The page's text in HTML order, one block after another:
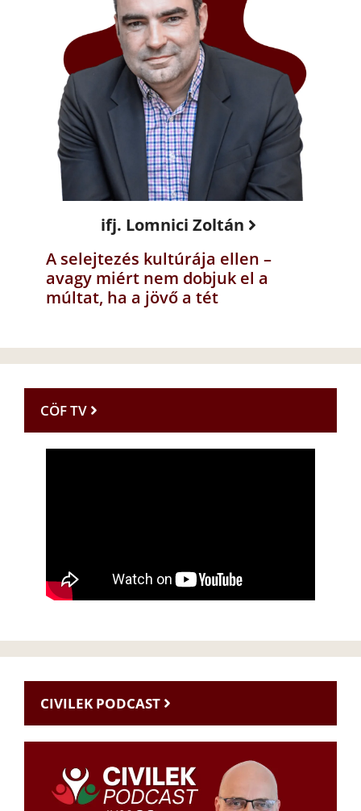
ifj. Lomnici Zoltán
A selejtezés kultúrája ellen –
avagy miért nem dobjuk el a
múltat, ha a jövő a tét
CÖF TV
CIVILEK PODCAST